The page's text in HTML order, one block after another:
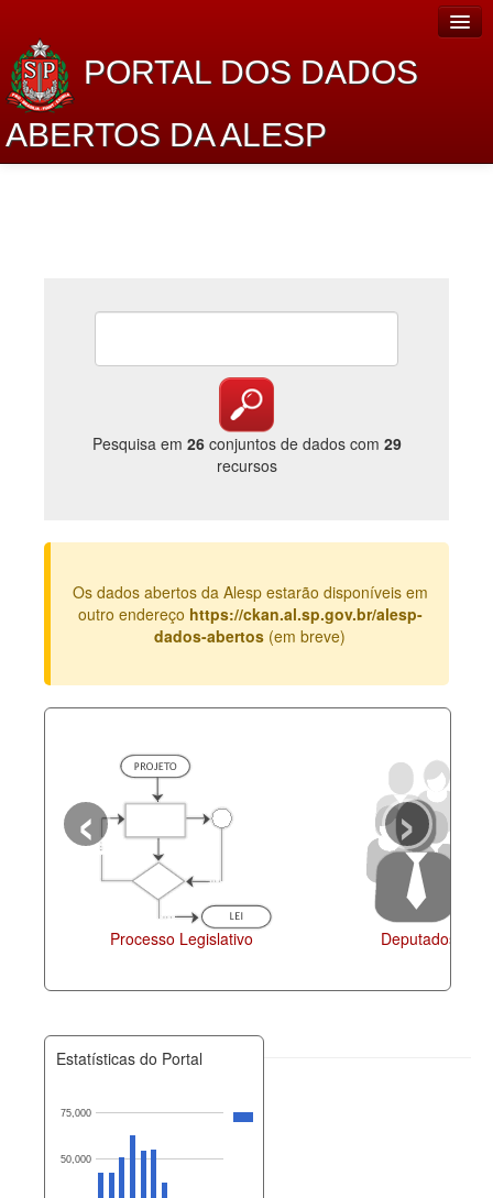
PORTAL DOS DADOS
ABERTOS DA ALESP
Lei de Acesso à Informação
Catálogo de dados
Legislação
Perguntas frequentes
Pesquisa em 26conjuntos de dados com 29
recursos
Os dados abertos da Alesp estarão disponíveis em
outro endereço https://ckan.al.sp.gov.br/alesp-
dados-abertos (em breve)
Processo Legislativo Deputados
‹ ›
Estatísticas do Portal
50,000
75,000